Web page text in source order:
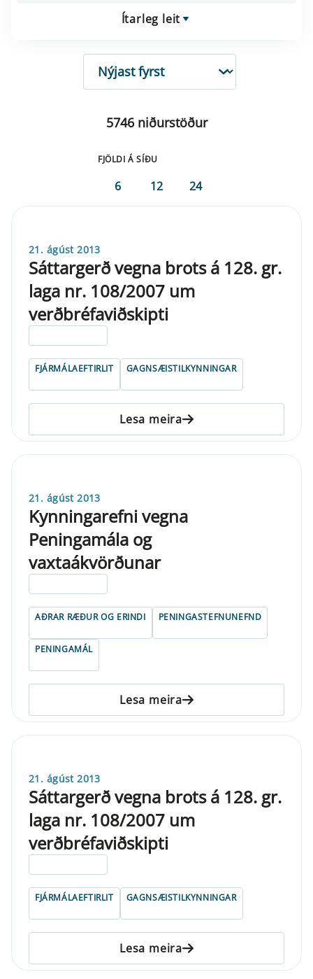
Ítarleg leit
RÖÐUN
5746 niðurstöður
FJÖLDI Á SÍÐU
6 12 24
21. ágúst 2013
Sáttargerð vegna brots á 128. gr.
laga nr. 108/2007 um
verðbréfaviðskipti
FJÁRMÁLAEFTIRLIT GAGNSÆISTILKYNNINGAR
Lesa meira
21. ágúst 2013
Kynningarefni vegna
Peningamála og
vaxtaákvörðunar
AÐRAR RÆÐUR OG ERINDI PENINGASTEFNUNEFND
PENINGAMÁL
Lesa meira
21. ágúst 2013
Sáttargerð vegna brots á 128. gr.
laga nr. 108/2007 um
verðbréfaviðskipti
FJÁRMÁLAEFTIRLIT GAGNSÆISTILKYNNINGAR
Lesa meira